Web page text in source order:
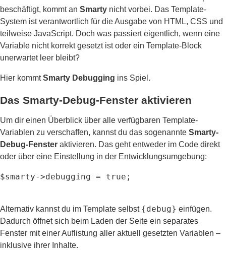
beschäftigt, kommt an Smarty nicht vorbei. Das Template-
System ist verantwortlich für die Ausgabe von HTML, CSS und
teilweise JavaScript. Doch was passiert eigentlich, wenn eine
Variable nicht korrekt gesetzt ist oder ein Template-Block
unerwartet leer bleibt?
Hier kommtSmarty Debugging ins Spiel.
Das Smarty-Debug-Fenster aktivieren
Um dir einen Überblick über alle verfügbaren Template-
Variablen zu verschaffen, kannst du das sogenannte Smarty-
Debug-Fenster aktivieren. Das geht entweder im Code direkt
oder über eine Einstellung in der Entwicklungsumgebung:
$smarty->debugging = true;
Alternativ kannst du im Template selbst {debug} einfügen.
Dadurch öffnet sich beim Laden der Seite ein separates
Fenster mit einer Auflistung aller aktuell gesetzten Variablen –
inklusive ihrer Inhalte.